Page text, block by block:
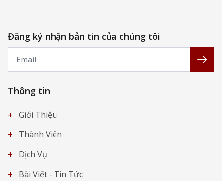
Đăng ký nhận bản tin của chúng tôi
Thông tin
+ Giới Thiệu
+ Thành Viên
+ Dịch Vụ
+ Bài Viết - Tin Tức